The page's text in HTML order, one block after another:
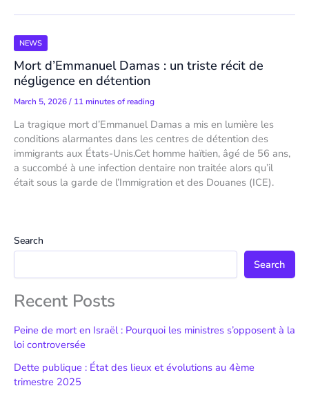
NEWS
Mort d’Emmanuel Damas : un triste récit de
négligence en détention
March 5, 2026/ 11 minutes of reading
La tragique mort d’Emmanuel Damas a mis en lumière les
conditions alarmantes dans les centres de détention des
immigrants aux États-Unis.Cet homme haïtien, âgé de 56 ans,
a succombé à une infection dentaire non traitée alors qu’il
était sous la garde de l’Immigration et des Douanes (ICE).
Search
Search
Recent Posts
Peine de mort en Israël : Pourquoi les ministres s’opposent à la
loi controversée
Dette publique : État des lieux et évolutions au 4ème
trimestre 2025